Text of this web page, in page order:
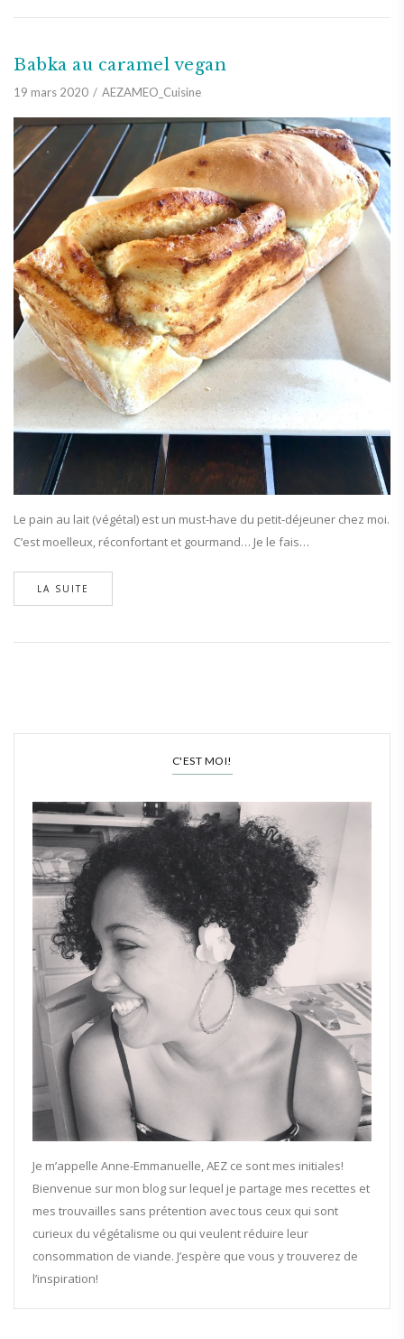
Babka au caramel vegan
19 mars 2020 AEZAMEO_Cuisine
Le pain au lait (végétal) est un must-have du petit-déjeuner chez moi.
C’est moelleux, réconfortant et gourmand… Je le fais…
LA SUITE
C'EST MOI!
Je m’appelle Anne-Emmanuelle, AEZ ce sont mes initiales!
Bienvenue sur mon blog sur lequel je partage mes recettes et
mes trouvailles sans prétention avec tous ceux qui sont
curieux du végétalisme ou qui veulent réduire leur
consommation de viande. J’espère que vous y trouverez de
l’inspiration!